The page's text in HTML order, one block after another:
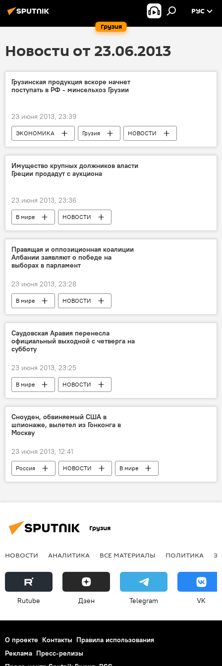
Грузия
РУС
Новости от 23.06.2013
Грузинская продукция вскоре начнет
поступать в РФ - минсельхоз Грузии
23 июня 2013, 23:39
ЭКОНОМИКА Грузия НОВОСТИ
Имущество крупных должников власти
Греции продадут с аукциона
23 июня 2013, 23:36
В мире НОВОСТИ
Правящая и оппозиционная коалиции
Албании заявляют о победе на
выборах в парламент
23 июня 2013, 23:28
В мире НОВОСТИ
Саудовская Аравия перенесла
официальный выходной с четверга на
субботу
23 июня 2013, 23:25
В мире НОВОСТИ
Сноуден, обвиняемый США в
шпионаже, вылетел из Гонконга в
Москву
23 июня 2013, 12:41
Россия НОВОСТИ В мире
Грузия
НОВОСТИ АНАЛИТИКА ВСЕ МАТЕРИАЛЫ ПОЛИТИКА
Rutube Дзен Telegram VK
О проекте Контакты Правила использования
Реклама Пресс-релизы